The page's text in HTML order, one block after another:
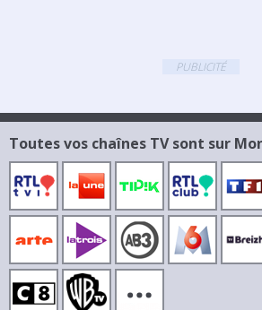
PUBLICITÉ
Toutes vos chaînes TV sont sur